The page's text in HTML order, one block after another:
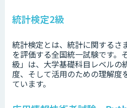
統計検定2級
統計検定とは、統計に関するさ
を評価する全国統一試験です。
級」は、大学基礎科目レベルの
度、そして活用のための理解度
ています。